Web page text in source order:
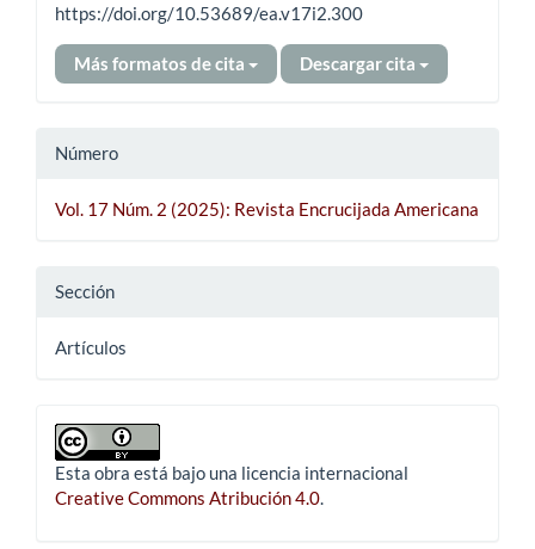
https://doi.org/10.53689/ea.v17i2.300
Más formatos de cita Descargar cita
Número
Vol. 17 Núm. 2 (2025): Revista Encrucijada Americana
Sección
Artículos
Esta obra está bajo una licencia internacional
Creative Commons Atribución 4.0.